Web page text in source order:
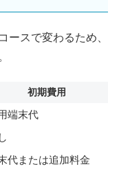
ースで変わるため、
初期費用
端末代
代または追加料金